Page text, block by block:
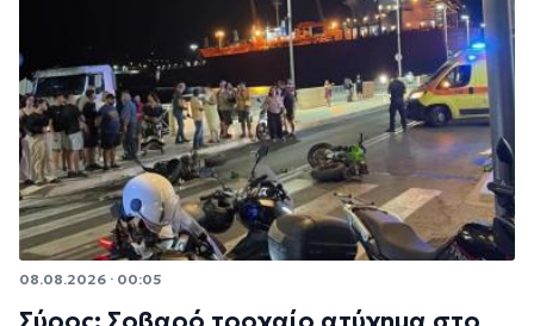
08.08.2026 · 00:05